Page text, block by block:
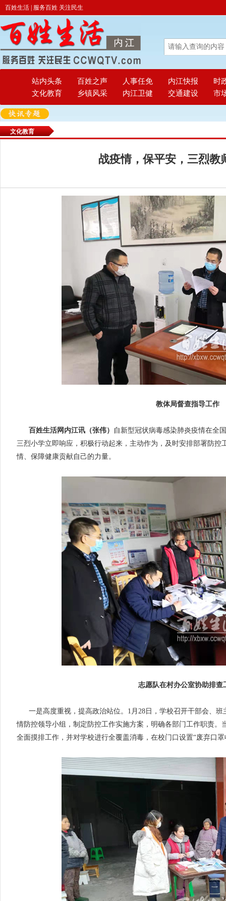
百姓生活 | 服务百姓 关注民生
站内头条 百姓之声 人事任免 内江快报
时
文化教育
乡镇风采 内江卫健 交通建设 市
文化教育
战疫情，保平安，三烈教
教体局督查指导工作
百姓生活网内江讯（张伟）
自新型冠状病毒感染肺炎疫情在全
三烈小学立即响应，积极行动起来，主动作为，及时安排部署防控
情、保障健康贡献自己的力量。
志愿队在村办公室协助排查
一是高度重视，提高政治站位。1月28日，学校召开干部会、
情防控领导小组，制定防控工作实施方案，明确各部门工作职责。
全面摸排工作，并对学校进行全覆盖消毒，在校门口设置“废弃口罩